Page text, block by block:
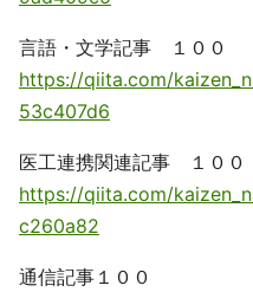
言語・文学記事 １００
https://qiita.com/
53c407d6
医工連携関連記事 １００
https://qiita.com/
c260a82
通信記事１００